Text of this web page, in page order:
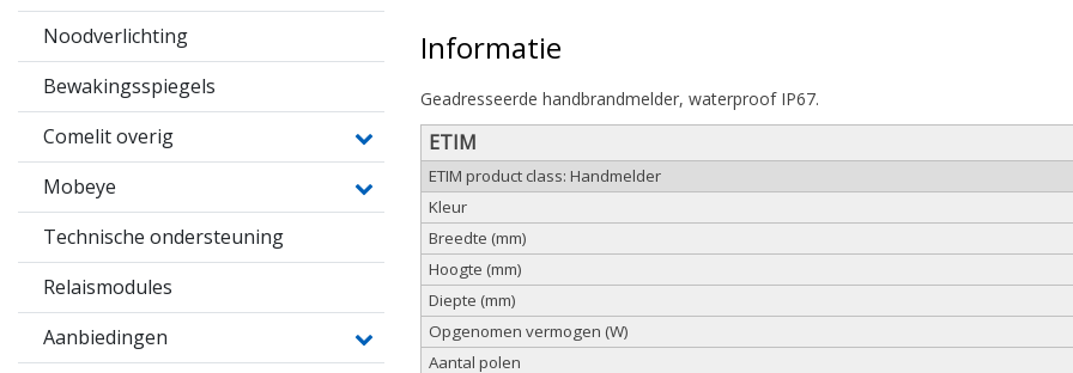
Noodverlichting
Bewakingsspiegels
Comelit overig
Mobeye
Technische ondersteuning
Relaismodules
Aanbiedingen
Informatie
Geadresseerde handbrandmelder, waterproof IP67.
ETIM
ETIM product class: Handmelder
Kleur
Breedte (mm)
Hoogte (mm)
Diepte (mm)
Opgenomen vermogen (W)
Aantal polen